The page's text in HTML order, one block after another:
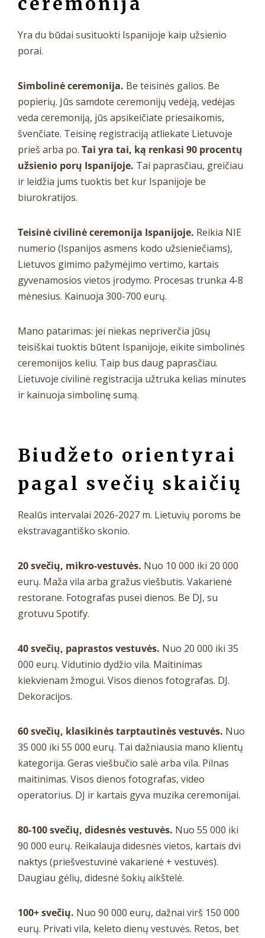
Yra du būdai susituokti Ispanijoje kaip užsienio
porai.
Simbolinė ceremonija. Be teisinės galios. Be
popierių. Jūs samdote ceremonijų vedėją, vedėjas
veda ceremoniją, jūs apsikeičiate priesaikomis,
švenčiate. Teisinę registraciją atliekate Lietuvoje
prieš arba po. Tai yra tai, ką renkasi 90 procentų
užsienio porų Ispanijoje. Tai paprasčiau, greičiau
ir leidžia jums tuoktis bet kur Ispanijoje be
biurokratijos.
Teisinė civilinė ceremonija Ispanijoje. Reikia NIE
numerio (Ispanijos asmens kodo užsieniečiams),
Lietuvos gimimo pažymėjimo vertimo, kartais
gyvenamosios vietos įrodymo. Procesas trunka 4-8
mėnesius. Kainuoja 300-700 eurų.
Mano patarimas: jei niekas nepriverčia jūsų
teisiškai tuoktis būtent Ispanijoje, eikite simbolinės
ceremonijos keliu. Taip bus daug paprasčiau.
Lietuvoje civilinė registracija užtruka kelias minutes
ir kainuoja simbolinę sumą.
Biudžeto orientyrai
pagal svečių skaičių
Realūs intervalai 2026-2027 m. Lietuvių poroms be
ekstravagantiško skonio.
20 svečių, mikro-vestuvės. Nuo 10 000 iki 20 000
eurų. Maža vila arba gražus viešbutis. Vakarienė
restorane. Fotografas pusei dienos. Be DJ, su
grotuvu Spotify.
40 svečių, paprastos vestuvės. Nuo 20 000 iki 35
000 eurų. Vidutinio dydžio vila. Maitinimas
kiekvienam žmogui. Visos dienos fotografas. DJ.
Dekoracijos.
60 svečių, klasikinės tarptautinės vestuvės. Nuo
35 000 iki 55 000 eurų. Tai dažniausia mano klientų
kategorija. Geras viešbučio salė arba vila. Pilnas
maitinimas. Visos dienos fotografas, video
operatorius. DJ ir kartais gyva muzika ceremonijai.
80-100 svečių, didesnės vestuvės. Nuo 55 000 iki
90 000 eurų. Reikalauja didesnės vietos, kartais dvi
naktys (priešvestuvinė vakarienė + vestuvės).
Daugiau gėlių, didesnė šokių aikštelė.
100+ svečių. Nuo 90 000 eurų, dažnai virš 150 000
eurų. Privati vila, keleto dienų vestuvės. Retos, bet